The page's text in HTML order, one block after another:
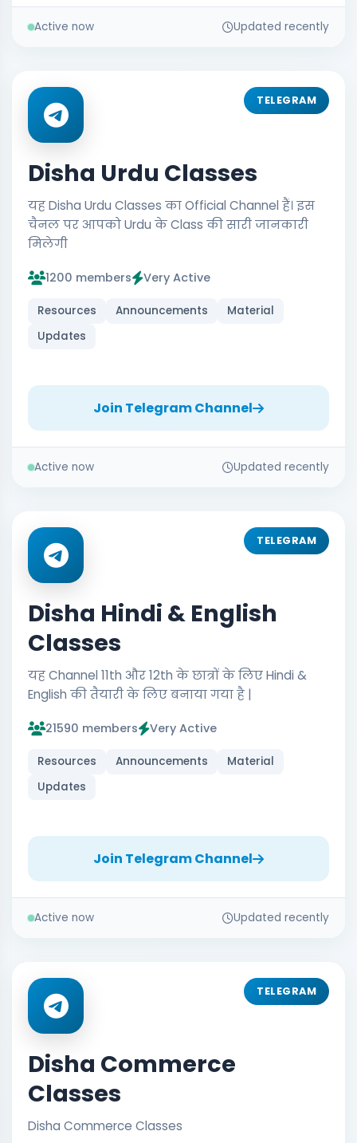
Active now Updated recently
TELEGRAM
Disha Urdu Classes
यह Disha Urdu Classes का Official Channel हैं। इस
चैनल पर आपको Urdu के Class की सारी जानकारी
मिलेगी
1200 members Very Active
Resources Announcements
Material
Updates
Join Telegram Channel
Active now Updated recently
TELEGRAM
Disha Hindi & English
Classes
यह Channel 11th और 12th के छात्रों के लिए Hindi &
English की तैयारी के लिए बनाया गया है |
21590 members Very Active
Resources Announcements
Material
Updates
Join Telegram Channel
Active now Updated recently
TELEGRAM
Disha Commerce
Classes
Disha Commerce Classes